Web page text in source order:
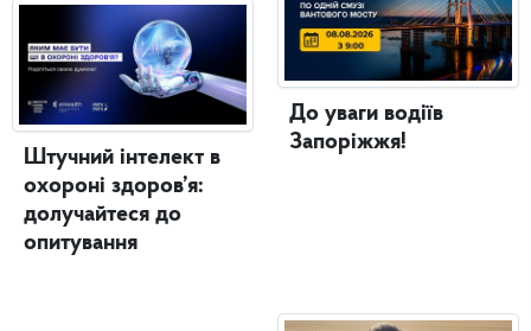
Штучний інтелект в
охороні здоров’я:
долучайтеся до
опитування
До уваги водіїв
Запоріжжя!